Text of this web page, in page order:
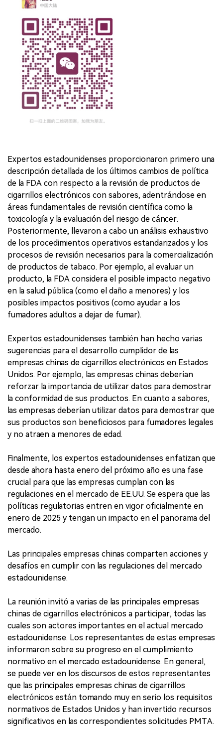
Expertos estadounidenses proporcionaron primero una
descripción detallada de los últimos cambios de política
de la FDA con respecto a la revisión de productos de
cigarrillos electrónicos con sabores, adentrándose en
áreas fundamentales de revisión científica como la
toxicología y la evaluación del riesgo de cáncer.
Posteriormente, llevaron a cabo un análisis exhaustivo
de los procedimientos operativos estandarizados y los
procesos de revisión necesarios para la comercialización
de productos de tabaco. Por ejemplo, al evaluar un
producto, la FDA considera el posible impacto negativo
en la salud pública (como el daño a menores) y los
posibles impactos positivos (como ayudar a los
fumadores adultos a dejar de fumar).
Expertos estadounidenses también han hecho varias
sugerencias para el desarrollo cumplidor de las
empresas chinas de cigarrillos electrónicos en Estados
Unidos. Por ejemplo, las empresas chinas deberían
reforzar la importancia de utilizar datos para demostrar
la conformidad de sus productos. En cuanto a sabores,
las empresas deberían utilizar datos para demostrar que
sus productos son beneficiosos para fumadores legales
y no atraen a menores de edad.
Finalmente, los expertos estadounidenses enfatizan que
desde ahora hasta enero del próximo año es una fase
crucial para que las empresas cumplan con las
regulaciones en el mercado de EE.UU. Se espera que las
políticas regulatorias entren en vigor oficialmente en
enero de 2025 y tengan un impacto en el panorama del
mercado.
Las principales empresas chinas comparten acciones y
desafíos en cumplir con las regulaciones del mercado
estadounidense.
La reunión invitó a varias de las principales empresas
chinas de cigarrillos electrónicos a participar, todas las
cuales son actores importantes en el actual mercado
estadounidense. Los representantes de estas empresas
informaron sobre su progreso en el cumplimiento
normativo en el mercado estadounidense. En general,
se puede ver en los discursos de estos representantes
que las principales empresas chinas de cigarrillos
electrónicos están tomando muy en serio los requisitos
normativos de Estados Unidos y han invertido recursos
significativos en las correspondientes solicitudes PMTA.